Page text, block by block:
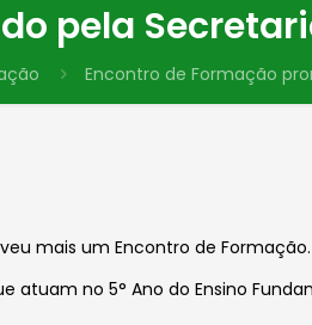
pela
Encontro de Formação
mais um Encontro de Formação.
no 5° Ano do Ensino